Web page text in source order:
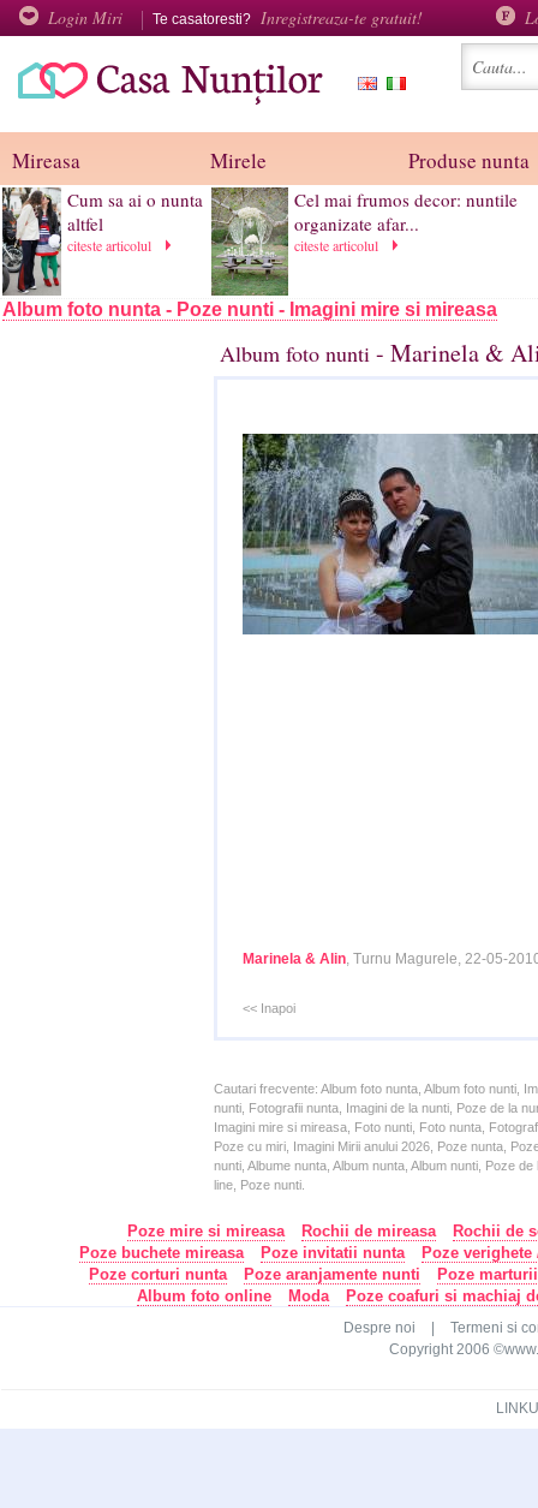
Login Miri Te casatoresti? Inregistreaza-te gratuit!
Mireasa Mirele Produse nunta
Cum sa ai o nunta
altfel
citeste articolul
Cel mai frumos decor: nuntile
organizate afar...
citeste articolul
Album foto nunta - Poze nunti - Imagini mire si mireasa
Album foto nunti - Marinela &
Marinela & Alin, Turnu Magurele, 22-05-
<< Inapoi
Cautari frecvente: Album foto nunta, Album foto nunti,
nunti, Fotografii nunta, Imagini de la nunti, Poze de la
Imagini mire si mireasa, Foto nunti, Foto nunta,
Poze cu miri, Imagini Mirii anului 2026, Poze nunta,
nunti, Albume nunta, Album nunta, Album nunti, Poze
line, Poze nunti.
Poze mire si mireasa Rochii de mireasa
Rochii de
Poze buchete mireasa
Poze invitatii nunta
Poze
Poze corturi nunta
Poze aranjamente nunti
Poze
Album foto online
Moda Poze coafuri si machiaj
Despre noi
Termeni si
Copyright 2006